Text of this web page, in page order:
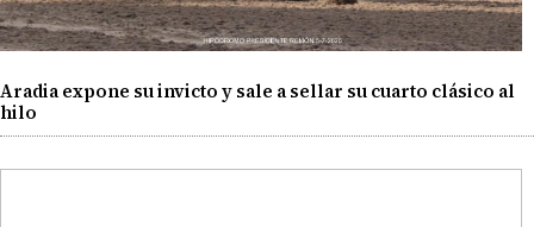
Aradia expone su invicto y sale a sellar su cuarto clásico al
hilo